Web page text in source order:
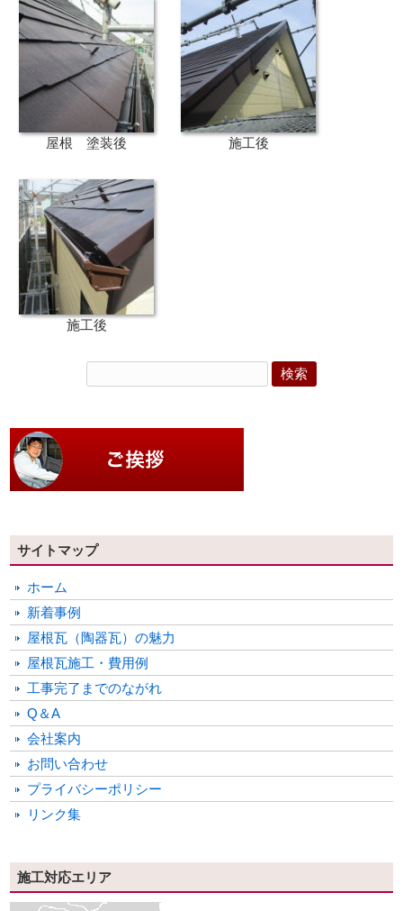
屋根 塗装後 施工後
施工後
サイトマップ
ホーム
新着事例
屋根瓦（陶器瓦）の魅力
屋根瓦施工・費用例
工事完了までのながれ
Q＆A
会社案内
お問い合わせ
プライバシーポリシー
リンク集
施工対応エリア